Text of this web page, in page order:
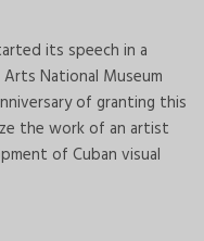
its speech in a
National Museum
of granting this
the work of an artist
of Cuban visual